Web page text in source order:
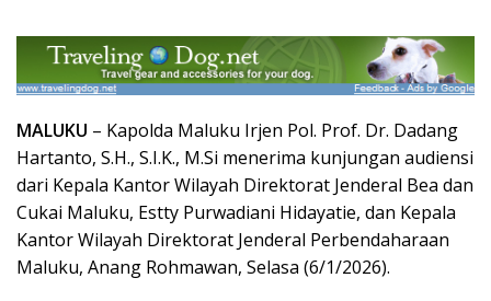
MALUKU – Kapolda Maluku Irjen Pol. Prof. Dr. Dadang
Hartanto, S.H., S.I.K., M.Si menerima kunjungan audiensi
dari Kepala Kantor Wilayah Direktorat Jenderal Bea dan
Cukai Maluku, Estty Purwadiani Hidayatie, dan Kepala
Kantor Wilayah Direktorat Jenderal Perbendaharaan
Maluku, Anang Rohmawan, Selasa (6/1/2026).